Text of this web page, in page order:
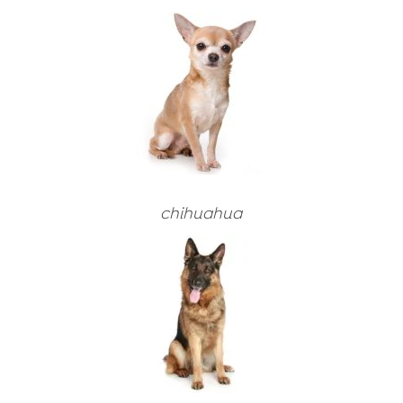
Mokra karma (puszki)
Suplementy diety i witaminy
Produkty pielęgnacyjne
Sosy do karmy suchej
Mokra karma (puszki)
Produkty do pielęgnacji zębów
Suplementy diety i witaminy
⚽ PAKIET PIŁKARSKI
Sosy do karmy suchej
Mokra karma (puszki)
Produkty do pielęgnacji zębów
Sosy do karmy suchej
Mokra karma (puszki)
Produkty do pielęgnacji zębów
Żwirki dla kotów
chihuahua